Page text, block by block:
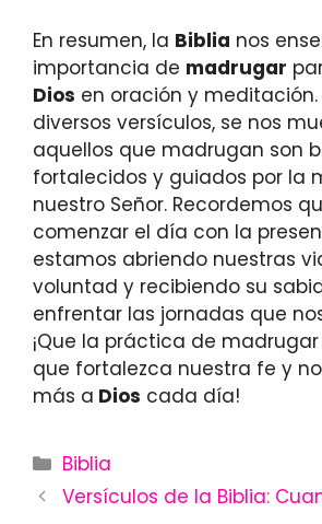
En resumen, la Biblia nos
importancia de madrugar
Dios en oración y
diversos versículos, se nos
aquellos que madrugan son
fortalecidos y guiados por la
nuestro Señor. Recordemos
comenzar el día con la
estamos abriendo nuestras
voluntad y recibiendo su
enfrentar las jornadas que
¡Que la práctica de
que fortalezca nuestra fe y
más a Dios cada día!
Categories
Biblia
Versículos de la Biblia: